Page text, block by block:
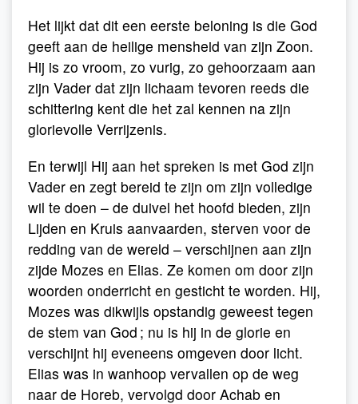
Het lijkt dat dit een eerste beloning is die God
geeft aan de heilige mensheid van zijn Zoon.
Hij is zo vroom, zo vurig, zo gehoorzaam aan
zijn Vader dat zijn lichaam tevoren reeds die
schittering kent die het zal kennen na zijn
glorievolle Verrijzenis.
En terwijl Hij aan het spreken is met God zijn
Vader en zegt bereid te zijn om zijn volledige
wil te doen – de duivel het hoofd bieden, zijn
Lijden en Kruis aanvaarden, sterven voor de
redding van de wereld – verschijnen aan zijn
zijde Mozes en Elias. Ze komen om door zijn
woorden onderricht en gesticht te worden. Hij,
Mozes was dikwijls opstandig geweest tegen
de stem van God ; nu is hij in de glorie en
verschijnt hij eveneens omgeven door licht.
Elias was in wanhoop vervallen op de weg
naar de Horeb, vervolgd door Achab en